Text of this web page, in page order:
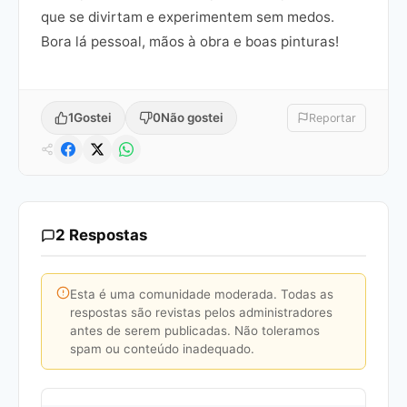
que se divirtam e experimentem sem medos.
Bora lá pessoal, mãos à obra e boas pinturas!
1Gostei 0Não gostei Reportar
2 Respostas
Esta é uma comunidade moderada. Todas as
respostas são revistas pelos administradores
antes de serem publicadas. Não toleramos
spam ou conteúdo inadequado.